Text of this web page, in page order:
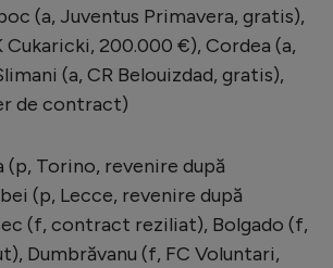
(a, Juventus Primavera, gratis),
Cukaricki, 200.000 €), Cordea (a,
(a, CR Belouizdad, gratis),
de contract)
(p, Torino, revenire după
(p, Lecce, revenire după
(f, contract reziliat), Bolgado (f,
Dumbrăvanu (f, FC Voluntari,